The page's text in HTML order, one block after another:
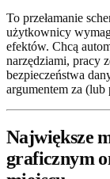
To przełamanie
użytkownicy
efektów. Chcą
narzędziami, pracy
bezpieczeństwa
argumentem za
Największe
graficznym